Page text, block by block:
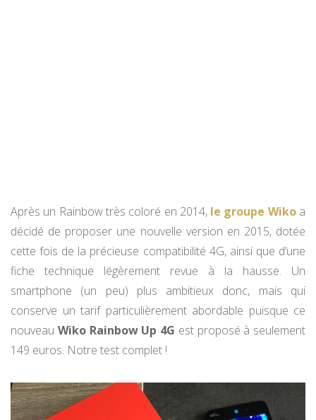
Après un Rainbow très coloré en 2014, le groupe Wikoa
décidé de proposer une nouvelle version en 2015, dotée
cette fois de la précieuse compatibilité 4G, ainsi que d’une
fiche technique légèrement revue à la hausse. Un
smartphone (un peu) plus ambitieux donc, mais qui
conserve un tarif particulièrement abordable puisque ce
nouveau Wiko Rainbow Up 4G est proposé à seulement
149 euros. Notre test complet !